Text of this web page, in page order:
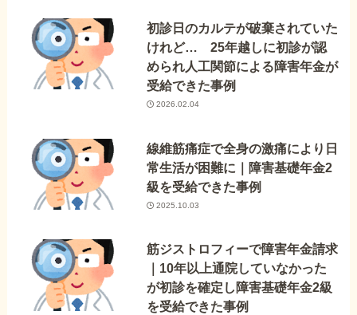
初診日のカルテが破棄されていた
けれど… 25年越しに初診が認
められ人工関節による障害年金が
受給できた事例
2026.02.04
線維筋痛症で全身の激痛により日
常生活が困難に｜障害基礎年金2
級を受給できた事例
2025.10.03
筋ジストロフィーで障害年金請求
｜10年以上通院していなかった
が初診を確定し障害基礎年金2級
を受給できた事例